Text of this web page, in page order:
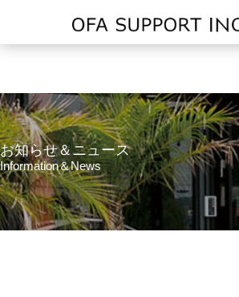
お知らせ＆ニュース
Information＆News